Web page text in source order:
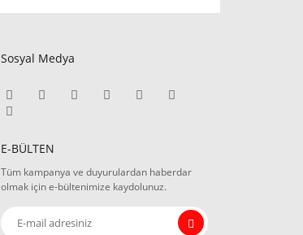
Sosyal Medya
E-BÜLTEN
Tüm kampanya ve duyurulardan haberdar
olmak için e-bültenimize kaydolunuz.